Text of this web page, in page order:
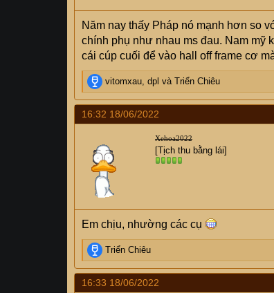
Năm nay thấy Pháp nó mạnh hơn so
chính phụ như nhau ms đau. Nam mỹ
cái cúp cuối để vào hall off frame cơ
R
e
a
c
i
o
n
s
:
vitomxau, dpl và Triển Chiêu
16:32 18/06/2022
Xehoa2022
[Tịch thu bằng lái]
Em chịu, nhường các cụ
R
e
a
c
Triển Chiêu
16:33 18/06/2022